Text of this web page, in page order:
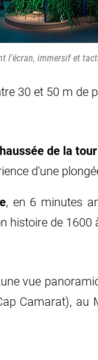
l'écran, immersif et
30 et 50 m de
de la
d'une
, en 6 minutes
histoire de 1600
une vue
Camarat), au